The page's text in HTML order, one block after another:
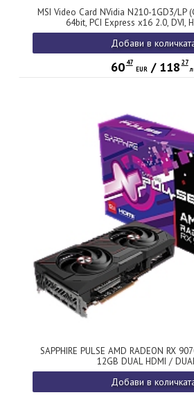
MSI Video Card NVidia N210-1GD3/LP
64bit, PCI Express x16 2.0, DVI,
Добави в
60 47
EUR/ 118 27
SAPPHIRE PULSE AMD RADEON RX
12GB DUAL HDMI /
Добави в